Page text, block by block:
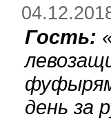
Гость:
день за